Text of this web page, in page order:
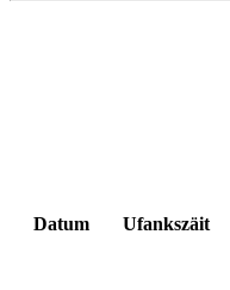
Datum Ufankszäit